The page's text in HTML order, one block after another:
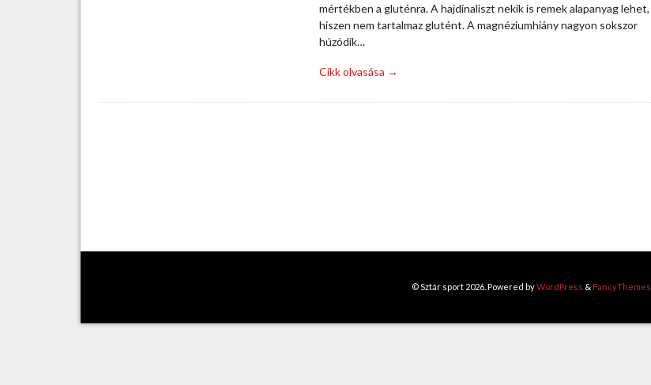
mértékben a gluténra. A hajdinaliszt nekik is remek alapanyag lehet,
hiszen nem tartalmaz glutént. A magnéziumhiány nagyon sokszor
húzódik…
Cikk olvasása →
© Sztár sport 2026. Powered byWordPress & FancyThemes